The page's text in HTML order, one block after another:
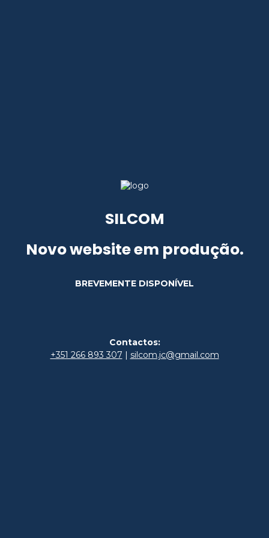
SILCOM
Novo website em produção.
BREVEMENTE DISPONÍVEL
Contactos:
+351 266 893 307 | silcom.jc@gmail.com